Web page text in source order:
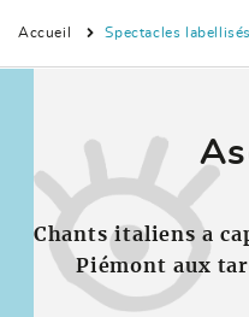
Accueil Spectacles labellisés
Chants italiens a
Piémont aux